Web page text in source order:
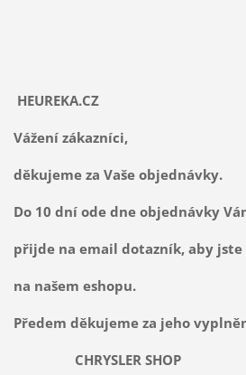
HEUREKA.CZ
Vážení zákazníci,
děkujeme za Vaše objednávky.
Do 10 dní ode dne objednávky
přijde na email dotazník, aby
na našem eshopu.
Předem děkujeme za jeho
CHRYSLER SHOP